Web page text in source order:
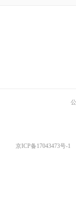
京ICP备17043473号-1